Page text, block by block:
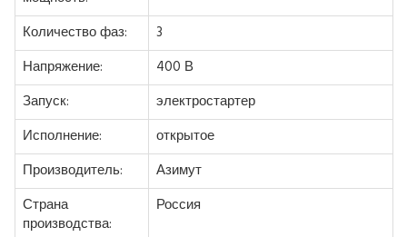
Количество фаз:
3
Напряжение:
400 В
Запуск:
электростартер
Исполнение:
открытое
Производитель:
Азимут
Страна
производства:
Россия